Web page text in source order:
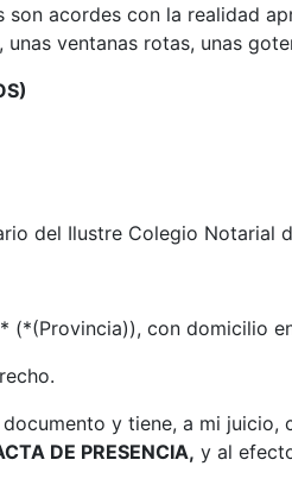
acordes con la realidad
ventanas rotas, unas
del Ilustre Colegio Notarial
(*(Provincia)), con domicilio
y tiene, a mi juicio,
DE PRESENCIA, y al